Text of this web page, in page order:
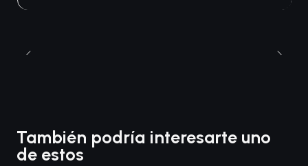
También podría interesarte uno
de estos